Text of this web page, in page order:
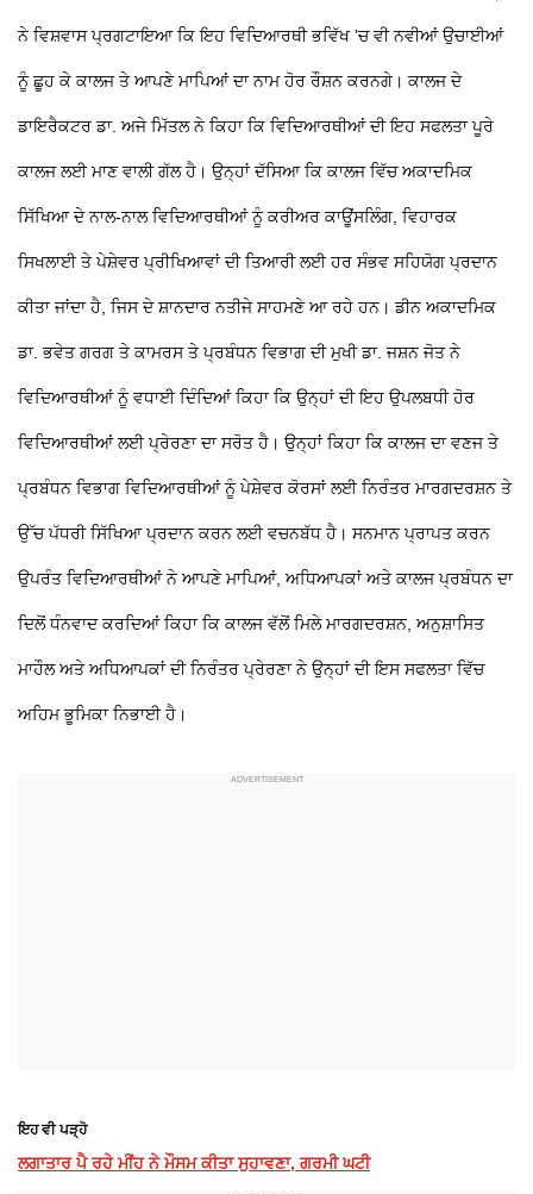
ਨੇ ਵਿਸ਼ਵਾਸ ਪ੍ਰਗਟਾਇਆ ਕਿ ਇਹ ਵਿਦਿਆਰਥੀ ਭਵਿੱਖ ’ਚ ਵੀ ਨਵੀਆਂ ਉਚਾਈਆਂ
ਨੂੰ ਛੂਹ ਕੇ ਕਾਲਜ ਤੇ ਆਪਣੇ ਮਾਪਿਆਂ ਦਾ ਨਾਮ ਹੋਰ ਰੌਸ਼ਨ ਕਰਨਗੇ। ਕਾਲਜ ਦੇ
ਡਾਇਰੈਕਟਰ ਡਾ. ਅਜੇ ਮਿੱਤਲ ਨੇ ਕਿਹਾ ਕਿ ਵਿਦਿਆਰਥੀਆਂ ਦੀ ਇਹ ਸਫਲਤਾ ਪੂਰੇ
ਕਾਲਜ ਲਈ ਮਾਣ ਵਾਲੀ ਗੱਲ ਹੈ। ਉਨ੍ਹਾਂ ਦੱਸਿਆ ਕਿ ਕਾਲਜ ਵਿੱਚ ਅਕਾਦਮਿਕ
ਸਿੱਖਿਆ ਦੇ ਨਾਲ-ਨਾਲ ਵਿਦਿਆਰਥੀਆਂ ਨੂੰ ਕਰੀਅਰ ਕਾਊਂਸਲਿੰਗ, ਵਿਹਾਰਕ
ਸਿਖਲਾਈ ਤੇ ਪੇਸ਼ੇਵਰ ਪ੍ਰੀਖਿਆਵਾਂ ਦੀ ਤਿਆਰੀ ਲਈ ਹਰ ਸੰਭਵ ਸਹਿਯੋਗ ਪ੍ਰਦਾਨ
ਕੀਤਾ ਜਾਂਦਾ ਹੈ, ਜਿਸ ਦੇ ਸ਼ਾਨਦਾਰ ਨਤੀਜੇ ਸਾਹਮਣੇ ਆ ਰਹੇ ਹਨ। ਡੀਨ ਅਕਾਦਮਿਕ
ਡਾ. ਭਵੇਤ ਗਰਗ ਤੇ ਕਾਮਰਸ ਤੇ ਪ੍ਰਬੰਧਨ ਵਿਭਾਗ ਦੀ ਮੁਖੀ ਡਾ. ਜਸ਼ਨ ਜੋਤ ਨੇ
ਵਿਦਿਆਰਥੀਆਂ ਨੂੰ ਵਧਾਈ ਦਿੰਦਿਆਂ ਕਿਹਾ ਕਿ ਉਨ੍ਹਾਂ ਦੀ ਇਹ ਉਪਲਬਧੀ ਹੋਰ
ਵਿਦਿਆਰਥੀਆਂ ਲਈ ਪ੍ਰੇਰਣਾ ਦਾ ਸਰੋਤ ਹੈ। ਉਨ੍ਹਾਂ ਕਿਹਾ ਕਿ ਕਾਲਜ ਦਾ ਵਣਜ ਤੇ
ਪ੍ਰਬੰਧਨ ਵਿਭਾਗ ਵਿਦਿਆਰਥੀਆਂ ਨੂੰ ਪੇਸ਼ੇਵਰ ਕੋਰਸਾਂ ਲਈ ਨਿਰੰਤਰ ਮਾਰਗਦਰਸ਼ਨ ਤੇ
ਉੱਚ ਪੱਧਰੀ ਸਿੱਖਿਆ ਪ੍ਰਦਾਨ ਕਰਨ ਲਈ ਵਚਨਬੱਧ ਹੈ। ਸਨਮਾਨ ਪ੍ਰਾਪਤ ਕਰਨ
ਉਪਰੰਤ ਵਿਦਿਆਰਥੀਆਂ ਨੇ ਆਪਣੇ ਮਾਪਿਆਂ, ਅਧਿਆਪਕਾਂ ਅਤੇ ਕਾਲਜ ਪ੍ਰਬੰਧਨ ਦਾ
ਦਿਲੋਂ ਧੰਨਵਾਦ ਕਰਦਿਆਂ ਕਿਹਾ ਕਿ ਕਾਲਜ ਵੱਲੋਂ ਮਿਲੇ ਮਾਰਗਦਰਸ਼ਨ, ਅਨੁਸ਼ਾਸਿਤ
ਮਾਹੌਲ ਅਤੇ ਅਧਿਆਪਕਾਂ ਦੀ ਨਿਰੰਤਰ ਪ੍ਰੇਰਣਾ ਨੇ ਉਨ੍ਹਾਂ ਦੀ ਇਸ ਸਫਲਤਾ ਵਿੱਚ
ਅਹਿਮ ਭੂਮਿਕਾ ਨਿਭਾਈ ਹੈ।
ਇਹ ਵੀ ਪੜ੍ਹੋ
ਲਗਾਤਾਰ ਪੈ ਰਹੇ ਮੀਂਹ ਨੇ ਮੌਸਮ ਕੀਤਾ ਸੁਹਾਵਣਾ, ਗਰਮੀ ਘਟੀ